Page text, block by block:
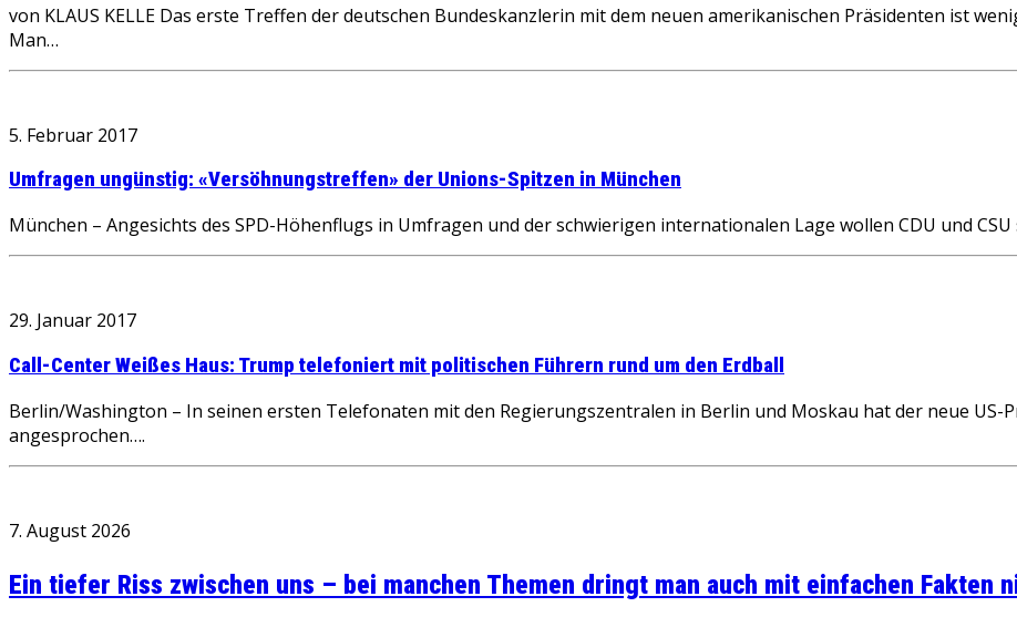
von KLAUS KELLE Das erste Treffen der deutschen Bundeskanzlerin mit dem neuen amerikanischen Präsidenten ist
Man…
5. Februar 2017
Umfragen ungünstig: «Versöhnungstreffen» der Unions-Spitzen in München
München – Angesichts des SPD-Höhenflugs in Umfragen und der schwierigen internationalen Lage wollen CDU und
29. Januar 2017
Call-Center Weißes Haus: Trump telefoniert mit politischen Führern rund um den Erdball
Berlin/Washington – In seinen ersten Telefonaten mit den Regierungszentralen in Berlin und Moskau hat der neue
angesprochen….
7. August 2026
Ein tiefer Riss zwischen uns – bei manchen Themen dringt man auch mit einfachen Fakten